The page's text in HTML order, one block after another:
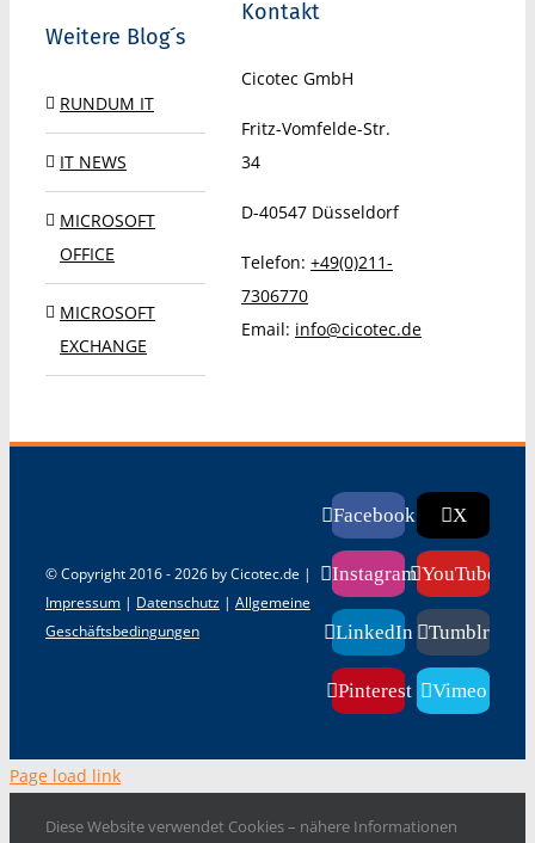
Weitere Blog´s
RUNDUM IT
IT NEWS
MICROSOFT
OFFICE
MICROSOFT
EXCHANGE
Kontakt
Cicotec GmbH
Fritz-Vomfelde-Str.
34
D-40547Düsseldorf
Telefon: +49(0)211-
7306770
Email: info@cicotec.de
© Copyright 2016 -2026 by Cicotec.de |
Impressum | Datenschutz | Allgemeine
Geschäftsbedingungen
Facebook X
Instagram YouTube
LinkedIn Tumblr
Pinterest Vimeo
Page load link
Diese Website verwendet Cookies – nähere Informationen